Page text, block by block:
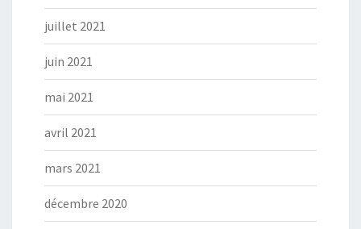
juillet 2021
juin 2021
mai 2021
avril 2021
mars 2021
décembre 2020